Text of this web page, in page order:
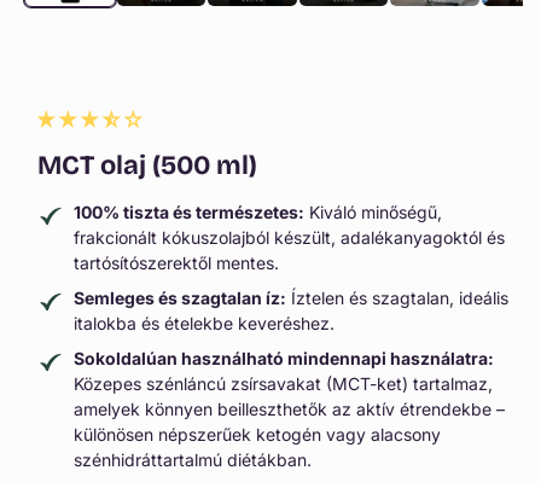
MCT olaj (500 ml)
100% tiszta és természetes: Kiváló minőségű,
frakcionált kókuszolajból készült, adalékanyagoktól és
tartósítószerektől mentes.
Semleges és szagtalan íz: Íztelen és szagtalan, ideális
italokba és ételekbe keveréshez.
Sokoldalúan használható mindennapi használatra:
Közepes szénláncú zsírsavakat (MCT-ket) tartalmaz,
amelyek könnyen beilleszthetők az aktív étrendekbe –
különösen népszerűek ketogén vagy alacsony
szénhidráttartalmú diétákban.